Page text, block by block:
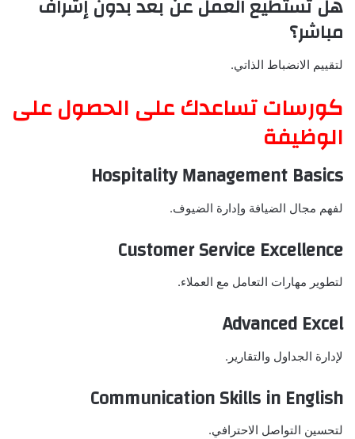
هل تستطيع العمل عن بعد بدون إشراف
مباشر؟
لتقييم الانضباط الذاتي.
كورسات تساعدك على الحصول على
الوظيفة
Hospitality Management Basics
لفهم مجال الضيافة وإدارة الضيوف.
Customer Service Excellence
لتطوير مهارات التعامل مع العملاء.
Advanced Excel
لإدارة الجداول والتقارير.
Communication Skills in English
لتحسين التواصل الاحترافي.